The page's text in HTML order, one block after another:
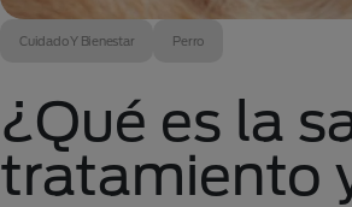
Cuidado Y Bienestar Perro
¿Qué es la
tratamiento